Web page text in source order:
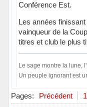
Conférence Est.
Les années
vainqueur de la
titres et club le plus
Le sage montre la lune,
Un peuple ignorant est
Hors ligne
Pages: Précédent 1